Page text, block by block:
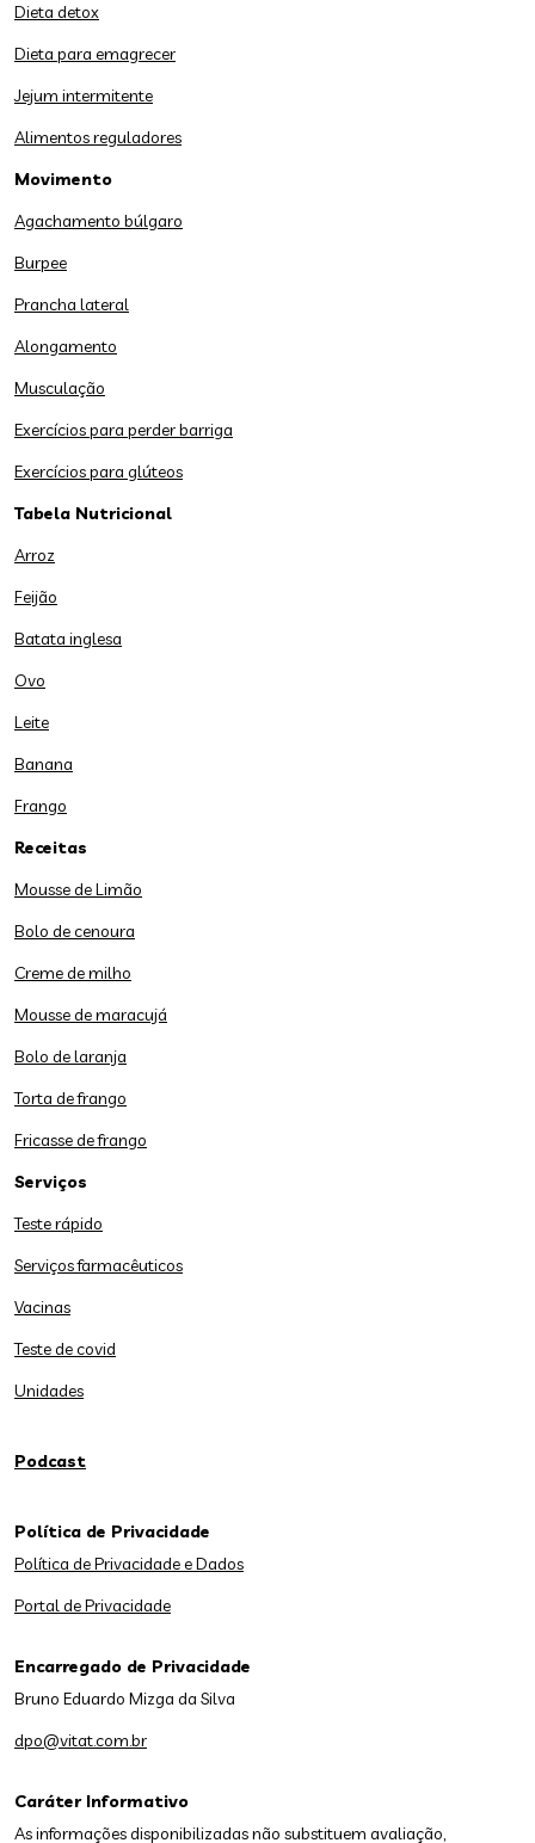
Dieta detox
Dieta para emagrecer
Jejum intermitente
Alimentos reguladores
Movimento
Agachamento búlgaro
Burpee
Prancha lateral
Alongamento
Musculação
Exercícios para perder barriga
Exercícios para glúteos
Tabela Nutricional
Arroz
Feijão
Batata inglesa
Ovo
Leite
Banana
Frango
Receitas
Mousse de Limão
Bolo de cenoura
Creme de milho
Mousse de maracujá
Bolo de laranja
Torta de frango
Fricasse de frango
Serviços
Teste rápido
Serviços farmacêuticos
Vacinas
Teste de covid
Unidades
Podcast
Caráter Informativo
As informações disponibilizadas não substituem avaliação,
Política de Privacidade
Política de Privacidade e Dados
Portal de Privacidade
Encarregado de Privacidade
Bruno Eduardo Mizga da Silva
dpo@vitat.com.br